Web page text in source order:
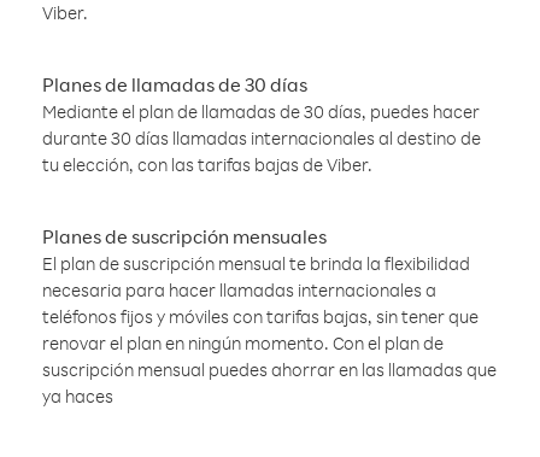
Viber.
Planes de llamadas de 30 días
Mediante el plan de llamadas de 30 días, puedes hacer
durante 30 días llamadas internacionales al destino de
tu elección, con las tarifas bajas de Viber.
Planes de suscripción mensuales
El plan de suscripción mensual te brinda la flexibilidad
necesaria para hacer llamadas internacionales a
teléfonos fijos y móviles con tarifas bajas, sin tener que
renovar el plan en ningún momento. Con el plan de
suscripción mensual puedes ahorrar en las llamadas que
ya haces